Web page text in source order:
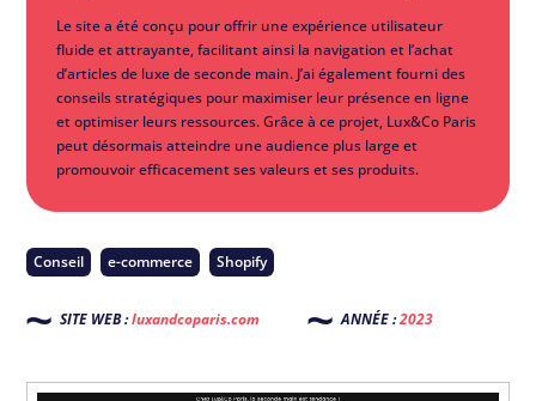
Le site a été conçu pour offrir une expérience utilisateur
fluide et attrayante, facilitant ainsi la navigation et l’achat
d’articles de luxe de seconde main. J’ai également fourni des
conseils stratégiques pour maximiser leur présence en ligne
et optimiser leurs ressources. Grâce à ce projet, Lux&Co Paris
peut désormais atteindre une audience plus large et
promouvoir efficacement ses valeurs et ses produits.
Conseil e-commerce Shopify
SITE WEB :luxandcoparis.com ANNÉE :2023